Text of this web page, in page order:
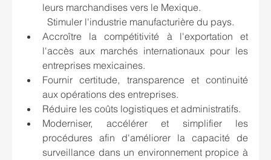
leurs marchandises vers le Mexique.
	Stimuler l'industrie manufacturière du pays.
Accroître la compétitivité à l'exportation et
l'accès aux marchés internationaux pour les
entreprises mexicaines.
Fournir certitude, transparence et continuité
aux opérations des entreprises.
Réduire les coûts logistiques et administratifs.
Moderniser, accélérer et simplifier les
procédures afin d'améliorer la capacité de
surveillance dans un environnement propice à